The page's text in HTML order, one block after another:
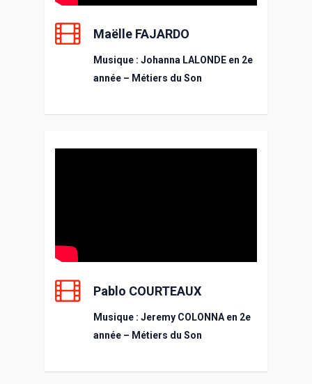
Maëlle FAJARDO
Musique : Johanna LALONDE en 2e
année – Métiers du Son
Pablo COURTEAUX
Musique : Jeremy COLONNA en 2e
année – Métiers du Son